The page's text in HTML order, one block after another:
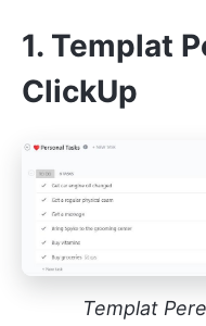
1. Templat
ClickUp
Templat